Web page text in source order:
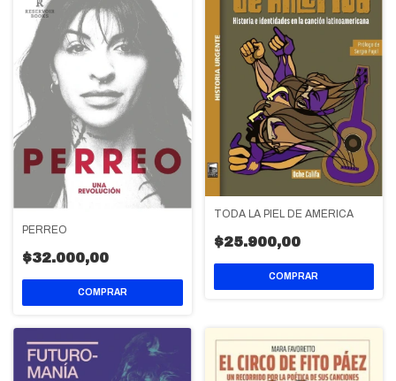
PERREO
$32.000,00
TODA LA PIEL DE AMÉRICA
$25.900,00